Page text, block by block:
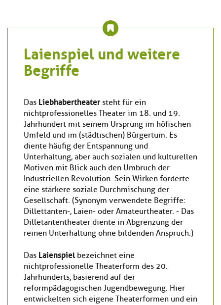
Laienspiel und weitere
Begriffe
Das Liebhabertheater steht für ein
nichtprofessionelles Theater im 18. und 19.
Jahrhundert mit seinem Ursprung im höfischen
Umfeld und im (städtischen) Bürgertum. Es
diente häufig der Entspannung und
Unterhaltung, aber auch sozialen und kulturellen
Motiven mit Blick auch den Umbruch der
Industriellen Revolution. Sein Wirken förderte
eine stärkere soziale Durchmischung der
Gesellschaft. (Synonym verwendete Begriffe:
Dillettanten-, Laien- oder Amateurtheater. - Das
Dilletantentheater diente in Abgrenzung der
reinen Unterhaltung ohne bildenden Anspruch.)
Das Laienspiel bezeichnet eine
nichtprofessionelle Theaterform des 20.
Jahrhunderts, basierend auf der
reformpädagogischen Jugendbewegung. Hier
entwickelten sich eigene Theaterformen und ein